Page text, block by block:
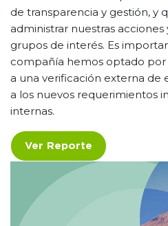
de transparencia y gestión, y
administrar nuestras
grupos de interés. Es
compañía hemos optado
a una verificación externa de
a los nuevos requerimientos
internas.
Ver Reporte